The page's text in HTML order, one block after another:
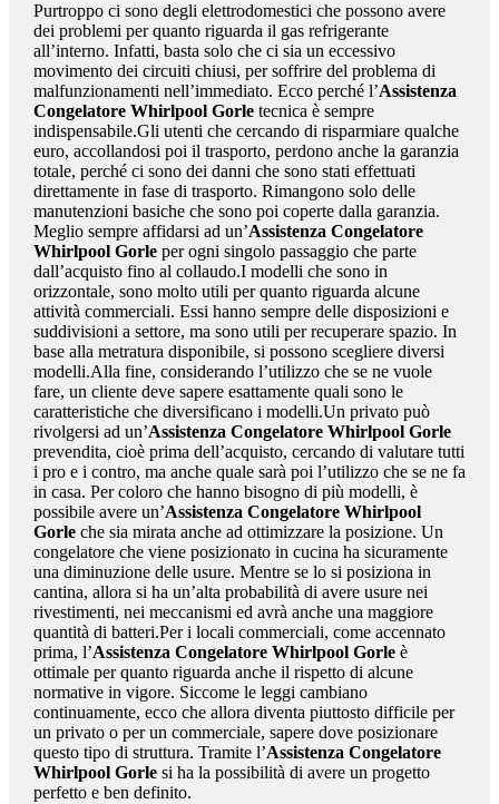
Purtroppo ci sono degli elettrodomestici che possono avere
dei problemi per quanto riguarda il gas refrigerante
all’interno. Infatti, basta solo che ci sia un eccessivo
movimento dei circuiti chiusi, per soffrire del problema di
malfunzionamenti nell’immediato. Ecco perché l’Assistenza
Congelatore Whirlpool Gorletecnica è sempre
indispensabile.Gli utenti che cercando di risparmiare qualche
euro, accollandosi poi il trasporto, perdono anche la garanzia
totale, perché ci sono dei danni che sono stati effettuati
direttamente in fase di trasporto. Rimangono solo delle
manutenzioni basiche che sono poi coperte dalla garanzia.
Meglio sempre affidarsi ad un’Assistenza Congelatore
Whirlpool Gorleper ogni singolo passaggio che parte
dall’acquisto fino al collaudo.I modelli che sono in
orizzontale, sono molto utili per quanto riguarda alcune
attività commerciali. Essi hanno sempre delle disposizioni e
suddivisioni a settore, ma sono utili per recuperare spazio. In
base alla metratura disponibile, si possono scegliere diversi
modelli.Alla fine, considerando l’utilizzo che se ne vuole
fare, un cliente deve sapere esattamente quali sono le
caratteristiche che diversificano i modelli.Un privato può
rivolgersi ad un’Assistenza Congelatore Whirlpool Gorle
prevendita, cioè prima dell’acquisto, cercando di valutare tutti
i pro e i contro, ma anche quale sarà poi l’utilizzo che se ne fa
in casa. Per coloro che hanno bisogno di più modelli, è
possibile avere un’Assistenza Congelatore Whirlpool
Gorleche sia mirata anche ad ottimizzare la posizione. Un
congelatore che viene posizionato in cucina ha sicuramente
una diminuzione delle usure. Mentre se lo si posiziona in
cantina, allora si ha un’alta probabilità di avere usure nei
rivestimenti, nei meccanismi ed avrà anche una maggiore
quantità di batteri.Per i locali commerciali, come accennato
prima, l’Assistenza Congelatore Whirlpool Gorleè
ottimale per quanto riguarda anche il rispetto di alcune
normative in vigore. Siccome le leggi cambiano
continuamente, ecco che allora diventa piuttosto difficile per
un privato o per un commerciale, sapere dove posizionare
questo tipo di struttura. Tramite l’Assistenza Congelatore
Whirlpool Gorlesi ha la possibilità di avere un progetto
perfetto e ben definito.